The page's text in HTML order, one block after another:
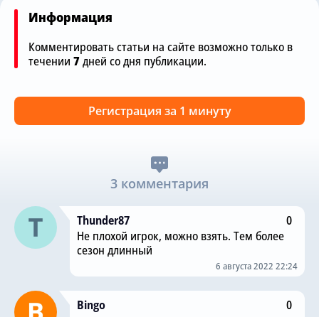
Информация
Комментировать статьи на сайте возможно только в
течении 7дней со дня публикации.
Регистрация за 1 минуту
3 комментария
Thunder87
0
Не плохой игрок, можно взять. Тем более
сезон длинный
6 августа 2022 22:24
Bingo
0